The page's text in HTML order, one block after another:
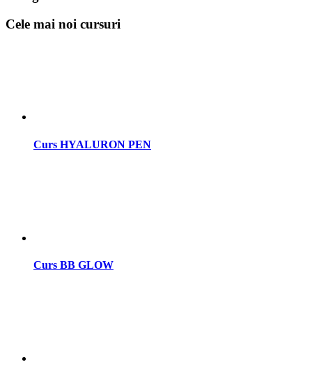
Cele mai noi cursuri
Curs HYALURON PEN
Curs BB GLOW